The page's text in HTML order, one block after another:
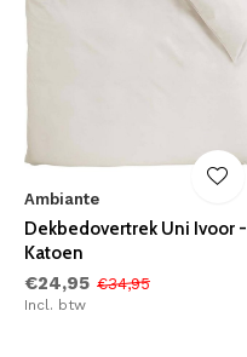
Ambiante
Dekbedovertrek Uni Ivoor -
Katoen
€24,95 €34,95
Incl. btw